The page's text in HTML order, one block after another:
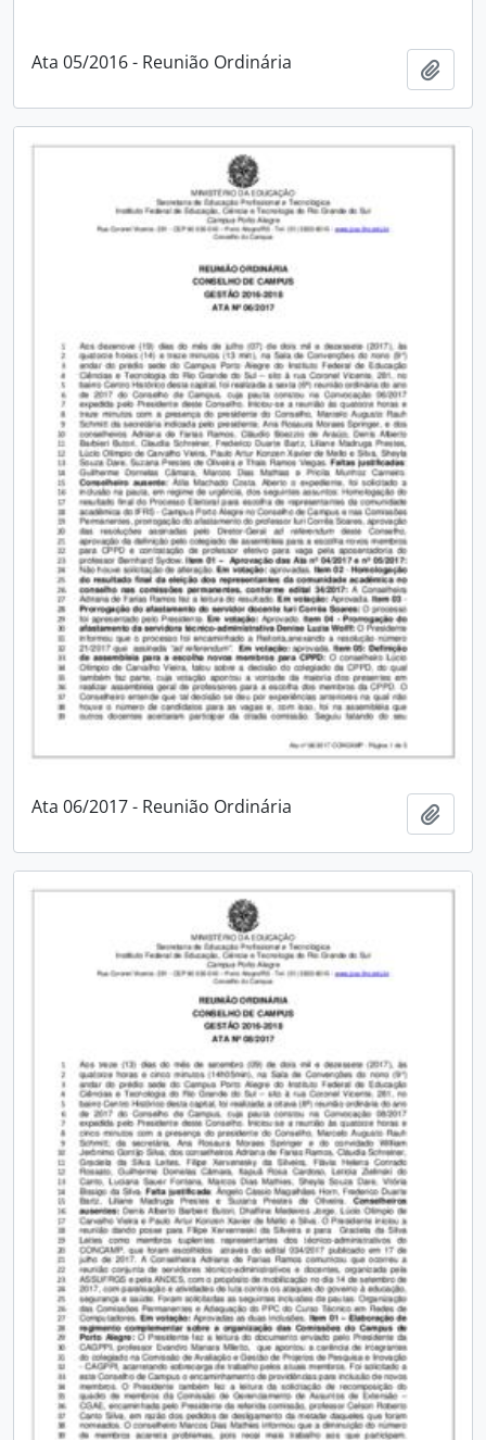
Ata 05/2016 - Reunião Ordinária
Ata 06/2017 - Reunião Ordinária